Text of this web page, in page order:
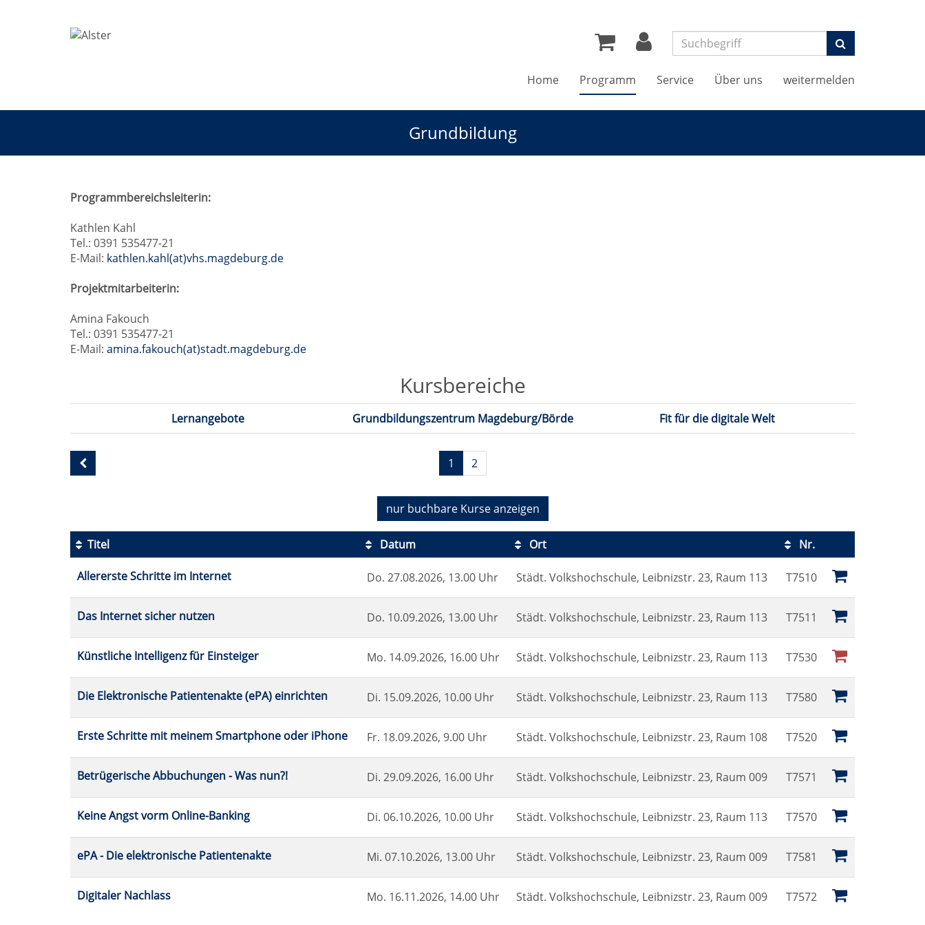
Suchen
Home Programm Service Über uns weitermelden
Grundbildung
Grundbildung
Programmbereichsleiterin:
Kathlen Kahl
Tel.: 0391 535477-21
E-Mail: kathlen.kahl(at)vhs.magdeburg.de
Projektmitarbeiterin:
Amina Fakouch
Tel.: 0391 535477-21
E-Mail: amina.fakouch(at)stadt.magdeburg.de
Kursbereiche
Lernangebote Grundbildungszentrum Magdeburg/Börde Fit für die digitale Welt
Seite
1
1 2
nur buchbareKurse anzeigen
Tabellenüberschriften
können
sortiert
werden.
Titel Datum Ort
Nr.
Kursstatus
Allererste Schritte im Internet
Do. 27.08.2026, 13.00 Uhr Städt. Volkshochschule, Leibnizstr. 23, Raum 113 T7510
Das Internet sicher nutzen Do. 10.09.2026, 13.00 Uhr Städt. Volkshochschule, Leibnizstr. 23, Raum 113 T7511
Künstliche Intelligenz für Einsteiger Mo. 14.09.2026, 16.00 Uhr Städt. Volkshochschule, Leibnizstr. 23, Raum 113 T7530
Die Elektronische Patientenakte (ePA) einrichten Di. 15.09.2026, 10.00 Uhr Städt. Volkshochschule, Leibnizstr. 23, Raum 113 T7580
Erste Schritte mit meinem Smartphone oder iPhone Fr. 18.09.2026, 9.00 Uhr Städt. Volkshochschule, Leibnizstr. 23, Raum 108 T7520
Betrügerische Abbuchungen - Was nun?! Di. 29.09.2026, 16.00 Uhr Städt. Volkshochschule, Leibnizstr. 23, Raum 009 T7571
Keine Angst vorm Online-Banking Di. 06.10.2026, 10.00 Uhr Städt. Volkshochschule, Leibnizstr. 23, Raum 113 T7570
ePA - Die elektronische Patientenakte Mi. 07.10.2026, 13.00 Uhr Städt. Volkshochschule, Leibnizstr. 23, Raum 009 T7581
Digitaler Nachlass Mo. 16.11.2026, 14.00 Uhr Städt. Volkshochschule, Leibnizstr. 23, Raum 009 T7572